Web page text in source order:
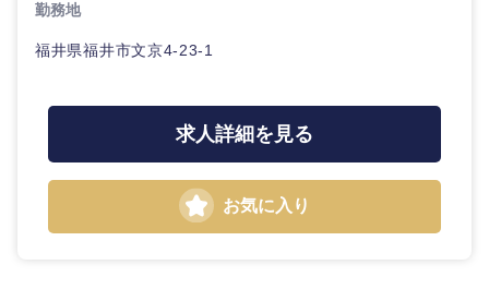
専門職
技術職
メディカル
事務職
その他
WEBサービス
コンサル・シンクタンク
マスメディア
勤務地
福井県福井市文京4-23-1
求人詳細を見る
お気に入り